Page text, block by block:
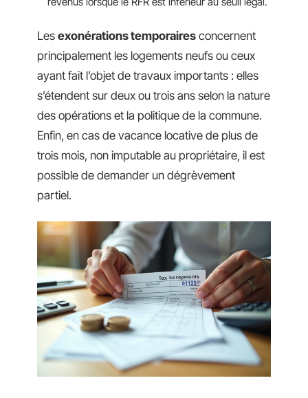
Les exonérations temporaires concernent
principalement les logements neufs ou ceux
ayant fait l’objet de travaux importants : elles
s’étendent sur deux ou trois ans selon la nature
des opérations et la politique de la commune.
Enfin, en cas de vacance locative de plus de
trois mois, non imputable au propriétaire, il est
possible de demander un dégrèvement
partiel.